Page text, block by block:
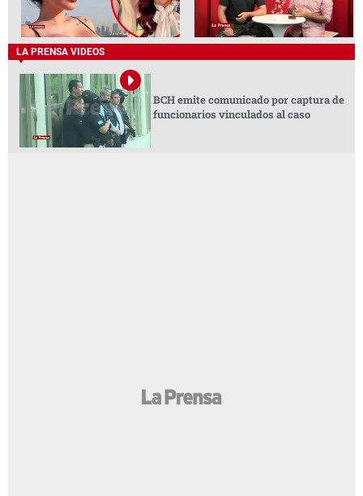
LA PRENSA VIDEOS
BCH emite comunicado por captura de
funcionarios vinculados al caso